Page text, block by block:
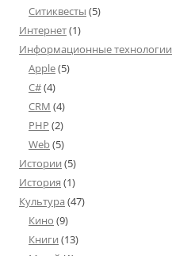
Ситиквесты (5)
Интернет(1)
Информационные технологии
Apple(5)
C#(4)
CRM (4)
PHP (2)
Web(5)
Истории (5)
История (1)
Культура (47)
Кино (9)
Книги (13)